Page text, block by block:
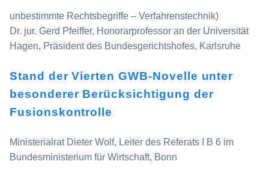
unbestimmte Rechtsbegriffe – Verfahrenstechnik)
Dr. jur. Gerd Pfeiffer, Honorarprofessor an der Universität
Hagen, Präsident des Bundesgerichtshofes, Karlsruhe
Stand der Vierten GWB-Novelle unter
besonderer Berücksichtigung der
Fusionskontrolle
Ministerialrat Dieter Wolf, Leiter des Referats I B 6 im
Bundesministerium für Wirtschaft, Bonn